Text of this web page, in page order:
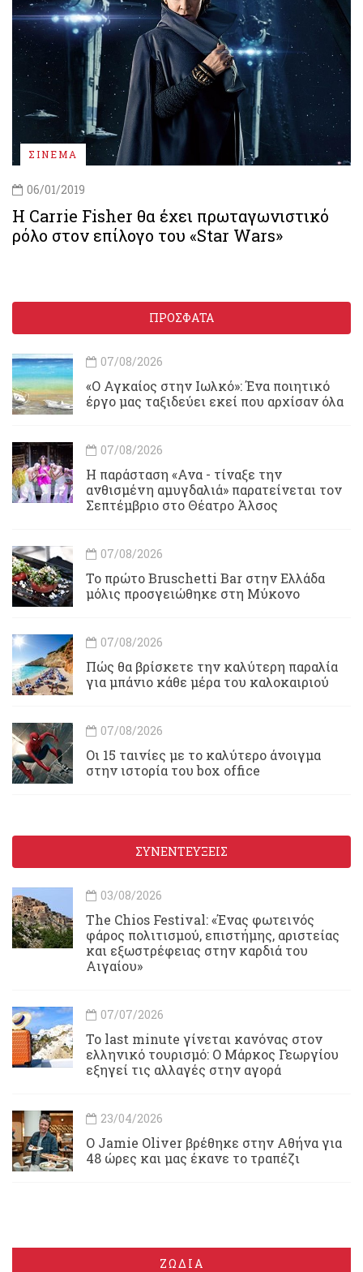
ΣΙΝΕΜΑ
06/01/2019
Η Carrie Fisher θα έχει πρωταγωνιστικό
ρόλο στον επίλογο του «Star Wars»
ΠΡΟΣΦΑΤΑ
07/08/2026
«Ο Αγκαίος στην Ιωλκό»: Ένα ποιητικό
έργο μας ταξιδεύει εκεί που αρχίσαν όλα
07/08/2026
Η παράσταση «Ανα - τίναξε την
ανθισμένη αμυγδαλιά» παρατείνεται τον
Σεπτέμβριο στο Θέατρο Άλσος
07/08/2026
Το πρώτο Bruschetti Bar στην Ελλάδα
μόλις προσγειώθηκε στη Μύκονο
07/08/2026
Πώς θα βρίσκετε την καλύτερη παραλία
για μπάνιο κάθε μέρα του καλοκαιριού
07/08/2026
Οι 15 ταινίες με το καλύτερο άνοιγμα
στην ιστορία του box office
ΣΥΝΕΝΤΕΥΞΕΙΣ
03/08/2026
Τhe Chios Festival: «Ένας φωτεινός
φάρος πολιτισμού, επιστήμης, αριστείας
και εξωστρέφειας στην καρδιά του
Αιγαίου»
07/07/2026
Το last minute γίνεται κανόνας στον
ελληνικό τουρισμό: Ο Μάρκος Γεωργίου
εξηγεί τις αλλαγές στην αγορά
23/04/2026
Ο Jamie Oliver βρέθηκε στην Αθήνα για
48 ώρες και μας έκανε το τραπέζι
ΖΩΔΙΑ